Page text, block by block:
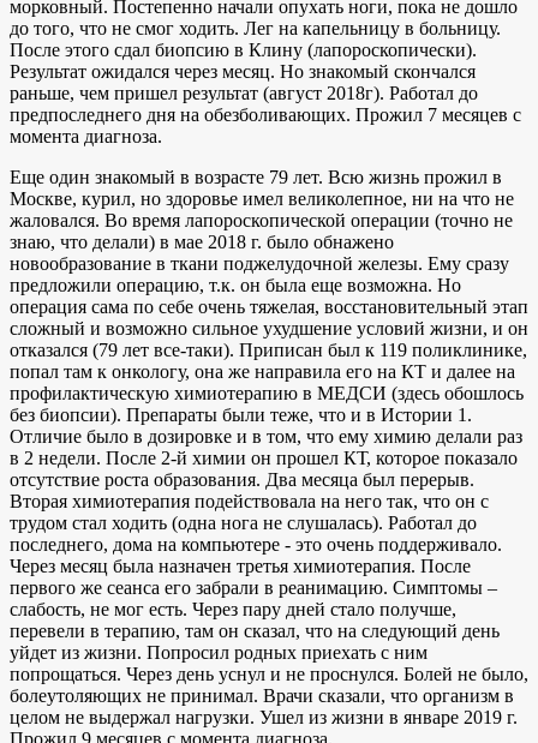
морковный. Постепенно начали опухать ноги, пока не дошло
до того, что не смог ходить. Лег на капельницу в больницу.
После этого сдал биопсию в Клину (лапороскопически).
Результат ожидался через месяц. Но знакомый скончался
раньше, чем пришел результат (август 2018г). Работал до
предпоследнего дня на обезболивающих. Прожил 7 месяцев с
момента диагноза.
Еще один знакомый в возрасте 79 лет. Всю жизнь прожил в
Москве, курил, но здоровье имел великолепное, ни на что не
жаловался. Во время лапороскопической операции (точно не
знаю, что делали) в мае 2018 г. было обнажено
новообразование в ткани поджелудочной железы. Ему сразу
предложили операцию, т.к. он была еще возможна. Но
операция сама по себе очень тяжелая, восстановительный этап
сложный и возможно сильное ухудшение условий жизни, и он
отказался (79 лет все-таки). Приписан был к 119 поликлинике,
попал там к онкологу, она же направила его на КТ и далее на
профилактическую химиотерапию в МЕДСИ (здесь обошлось
без биопсии). Препараты были теже, что и в Истории 1.
Отличие было в дозировке и в том, что ему химию делали раз
в 2 недели. После 2-й химии он прошел КТ, которое показало
отсутствие роста образования. Два месяца был перерыв.
Вторая химиотерапия подействовала на него так, что он с
трудом стал ходить (одна нога не слушалась). Работал до
последнего, дома на компьютере - это очень поддерживало.
Через месяц была назначен третья химиотерапия. После
первого же сеанса его забрали в реанимацию. Симптомы –
слабость, не мог есть. Через пару дней стало получше,
перевели в терапию, там он сказал, что на следующий день
уйдет из жизни. Попросил родных приехать с ним
попрощаться. Через день уснул и не проснулся. Болей не было,
болеутоляющих не принимал. Врачи сказали, что организм в
целом не выдержал нагрузки. Ушел из жизни в январе 2019 г.
Прожил 9 месяцев с момента диагноза.